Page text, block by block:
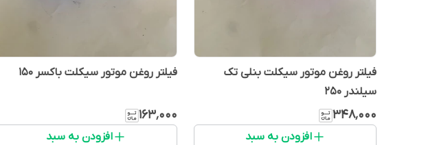
فیلتر روغن موتور سیکلت بنلی تک
سیلندر ۲۵۰
۳۴۸٬۰۰۰
افزودن به سبد
فیلتر روغن موتور سیکلت باکسر ۱۵۰
۱۶۳٬۰۰۰
افزودن به سبد